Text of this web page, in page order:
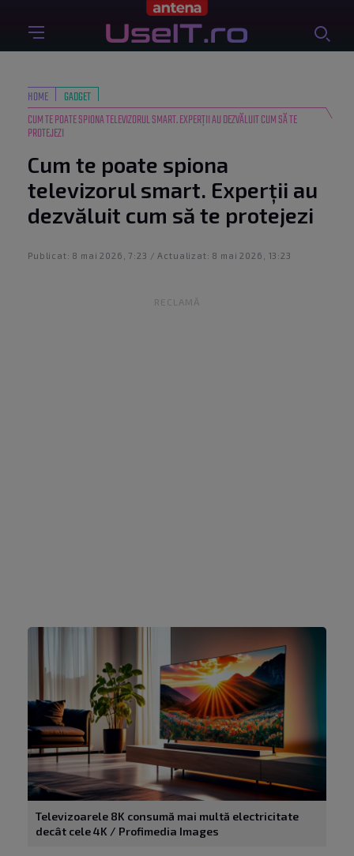
HOME
GADGET
CUM TE POATE SPIONA TELEVIZORUL SMART. EXPERȚII AU DEZVĂLUIT CUM SĂ TE
PROTEJEZI
Cum te poate spiona
televizorul smart. Experții au
dezvăluit cum să te protejezi
Publicat: 8 mai 2026, 7:23 / Actualizat: 8 mai 2026, 13:23
RECLAMĂ
Televizoarele 8K consumă mai multă electricitate
decât cele 4K / Profimedia Images